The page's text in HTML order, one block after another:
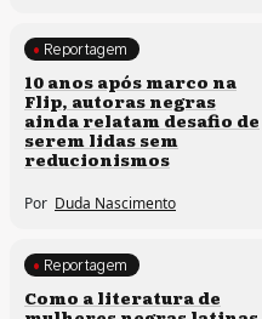
Processos artísticos
Reportagem
10 anos após marco na
Flip, autoras negras
ainda relatam desafio de
serem lidas sem
reducionismos
Por Duda Nascimento
Direitos humanos
Reportagem
Como a literatura de